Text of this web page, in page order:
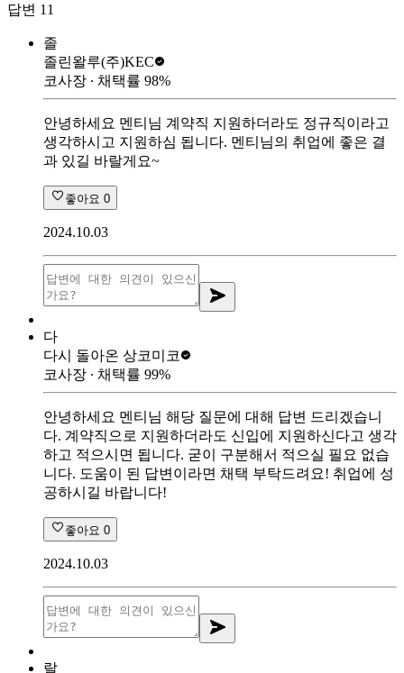
답변 11
졸
졸린왈루(주)KEC
코사장 ∙ 채택률 98%
안녕하세요 멘티님 계약직 지원하더라도 정규직이라고
생각하시고 지원하심 됩니다. 멘티님의 취업에 좋은 결
과 있길 바랄게요~
좋아요 0
2024.10.03
다
다시 돌아온 상코미코
코사장 ∙ 채택률 99%
안녕하세요 멘티님 해당 질문에 대해 답변 드리겠습니
다. 계약직으로 지원하더라도 신입에 지원하신다고 생각
하고 적으시면 됩니다. 굳이 구분해서 적으실 필요 없습
니다. 도움이 된 답변이라면 채택 부탁드려요! 취업에 성
공하시길 바랍니다!
좋아요 0
2024.10.03
랄